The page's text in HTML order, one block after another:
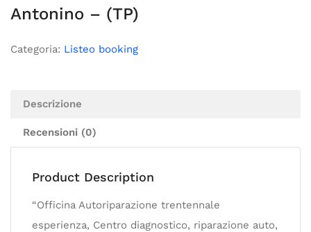
Antonino – (TP)
Categoria: Listeo booking
Descrizione
Recensioni (0)
Product Description
“Officina Autoriparazione trentennale
esperienza, Centro diagnostico, riparazione auto,